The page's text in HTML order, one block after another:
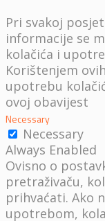
Pri svakoj
informacije se
kolačića i
Korištenjem
upotrebu
ovoj obavijest
Necessary
Necessary
Always Enabled
Ovisno o
pretraživaču,
prihvaćati. Ako
upotrebom,